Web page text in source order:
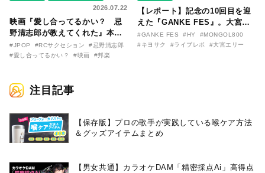
2026.07.22
映画『愛し合ってるかい？ 忌
野清志郎が教えてくれた』本予
告映像とキービジュアルがつい
に解禁！ キヨシロー関連商品も
#JPOP #RCサクセション
#忌野清志郎
#愛し合ってるかい？
#映画 #邦楽
【レポート】記念の10回目を迎
えた『GANKE FES』。大宮エ
リー作『アイヌの神々の崖』を
前に、キヨサク
#GANKE FES #HY
#MONGOL800
#キヨサク
#ライブレポ #大宮エリー
注目記事
【保存版】プロの歌手が実践している喉ケア⽅法
＆グッズアイテムまとめ
【男女共通】カラオケDAM「精密採点Ai」高得点